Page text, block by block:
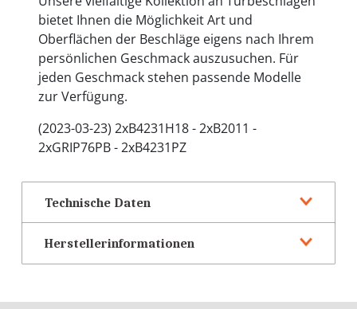
bietet Ihnen die Möglichkeit Art und
Oberflächen der Beschläge eigens nach Ihrem
persönlichen Geschmack auszusuchen. Für
jeden Geschmack stehen passende Modelle
zur Verfügung.
(2023-03-23) 2xB4231H18 - 2xB2011 -
2xGRIP76PB - 2xB4231PZ
Technische Daten
Herstellerinformationen